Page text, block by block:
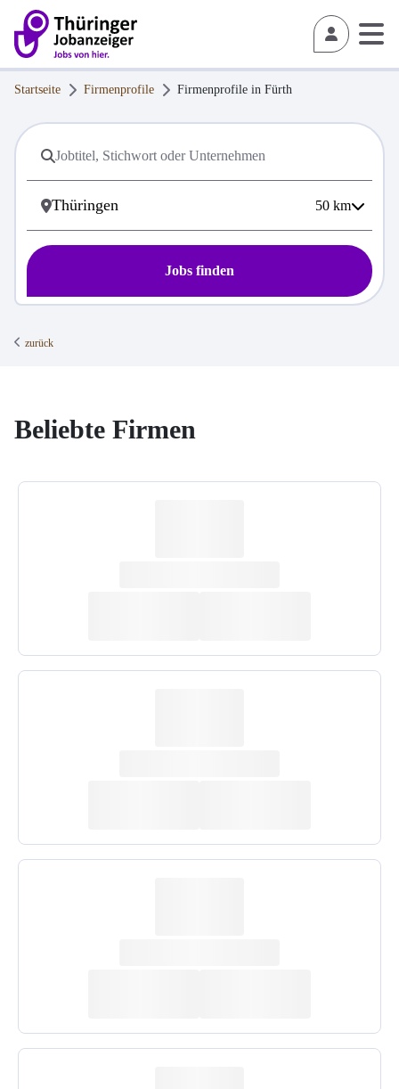
Startseite Firmenprofile Firmenprofile in Fürth
50 km
Jobs finden
zurück
Beliebte Firmen